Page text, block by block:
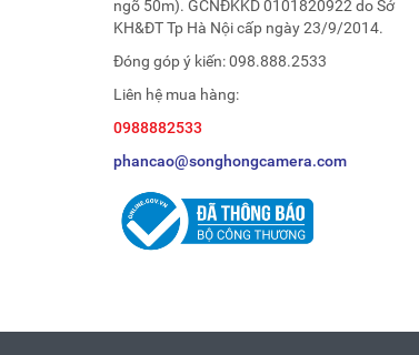
ngõ 50m). GCNĐKKD 0101820922 do Sở
KH&ĐT Tp Hà Nội cấp ngày 23/9/2014.
Đóng góp ý kiến:098.888.2533
Liên hệ mua hàng:
0988882533
phancao@songhongcamera.com